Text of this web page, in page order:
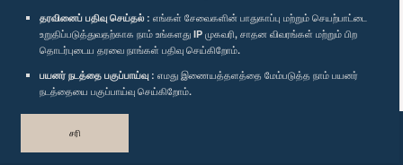
தரவினைப் பதிவு செய்தல் : எங்கள் சேவைகளின் பாதுகாப்பு மற்றும் செயற்பாட்டை
உறுதிப்படுத்துவதற்காக நாம் உங்களது IP முகவரி, சாதன விவரங்கள் மற்றும் பிற
தொடர்புடைய தரவை நாங்கள் பதிவு செய்கிறோம்.
பயனர் நடத்தை பகுப்பாய்வு : எமது இணையத்தளத்தை மேம்படுத்த நாம் பயனர்
நடத்தையை பகுப்பாய்வு செய்கிறோம்.
சரி
விருதுகள்
தனியுரிமைக் கொள்கை